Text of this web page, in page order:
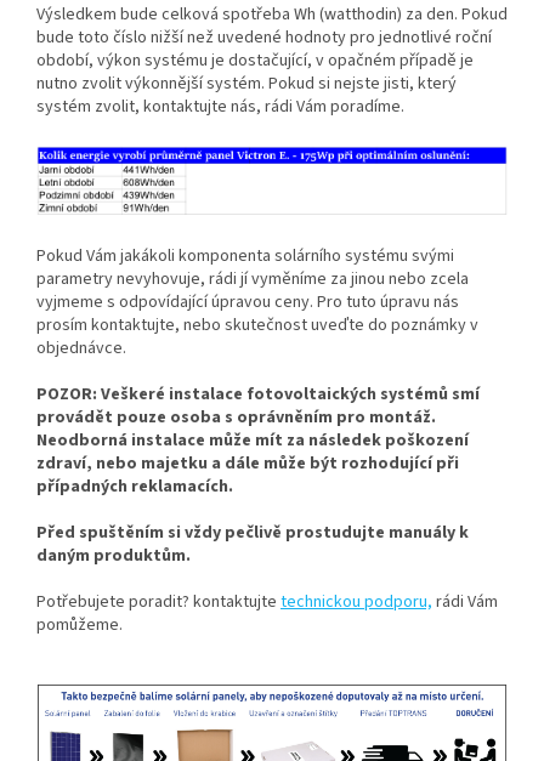
Výsledkem bude celková spotřeba Wh (watthodin) za den. Pokud
bude toto číslo nižší než uvedené hodnoty pro jednotlivé roční
období, výkon systému je dostačující, v opačném případě je
nutno zvolit výkonnější systém. Pokud si nejste jisti, který
systém zvolit, kontaktujte nás, rádi Vám poradíme.
Pokud Vám jakákoli komponenta solárního systému svými
parametry nevyhovuje, rádi jí vyměníme za jinou nebo zcela
vyjmeme s odpovídající úpravou ceny. Pro tuto úpravu nás
prosím kontaktujte, nebo skutečnost uveďte do poznámky v
objednávce.
POZOR: Veškeré instalace fotovoltaických systémů smí
provádět pouze osoba s oprávněním pro montáž.
Neodborná instalace může mít za následek poškození
zdraví, nebo majetku a dále může být rozhodující při
případných reklamacích.
Před spuštěním si vždy pečlivě prostudujte manuály k
daným produktům.
Potřebujete poradit? kontaktujte technickou podporu, rádi Vám
pomůžeme.